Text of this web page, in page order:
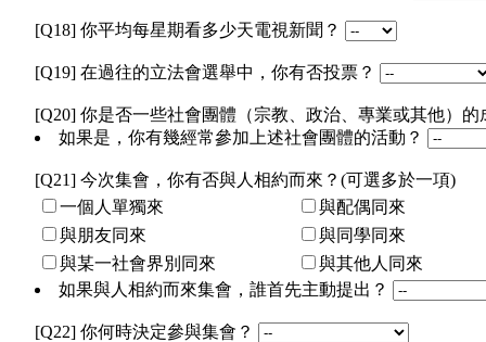
[Q18] 你平均每星期看多少天電視新聞？
[Q19] 在過往的立法會選舉中，你有否投票？
[Q20] 你是否一些社會團體（宗教、政治、專業或其他）
如果是，你有幾經常參加上述社會團體的活動？
[Q21] 今次集會，你有否與人相約而來？(可選多於一項)
一個人單獨來
與配偶同來
與朋友同來
與同學同來
與某一社會界別同來
與其他人同來
如果與人相約而來集會，誰首先主動提出？
[Q22] 你何時決定參與集會？